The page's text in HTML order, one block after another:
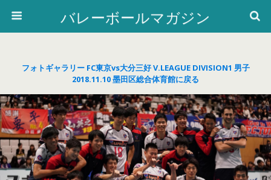
バレーボールマガジン
フォトギャラリー FC東京vs大分三好 V.LEAGUE DIVISION1 男子
2018.11.10 墨田区総合体育館に戻る